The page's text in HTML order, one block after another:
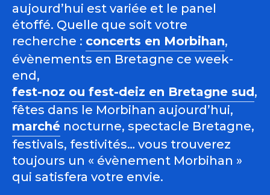
aujourd’hui est variée et le panel
étoffé. Quelle que soit votre
recherche : concerts en Morbihan,
évènements en Bretagne ce week-
end,
fest-noz ou fest-deiz en Bretagne sud,
fêtes dans le Morbihan aujourd’hui,
marché nocturne, spectacle Bretagne,
festivals, festivités… vous trouverez
toujours un « évènement Morbihan »
qui satisfera votre envie.